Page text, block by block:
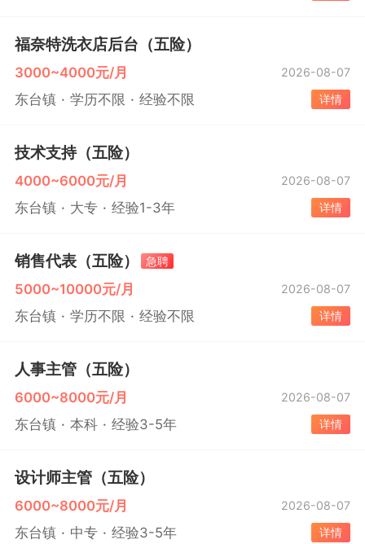
福奈特洗衣店后台（五险）
3000~4000元/月 2026-08-07
东台镇 学历不限 经验不限 详情
技术支持（五险）
4000~6000元/月 2026-08-07
东台镇 大专 经验1-3年 详情
销售代表（五险） 急聘
5000~10000元/月 2026-08-07
东台镇 学历不限 经验不限 详情
人事主管（五险）
6000~8000元/月 2026-08-07
东台镇 本科 经验3-5年 详情
设计师主管（五险）
6000~8000元/月 2026-08-07
东台镇 中专 经验3-5年 详情